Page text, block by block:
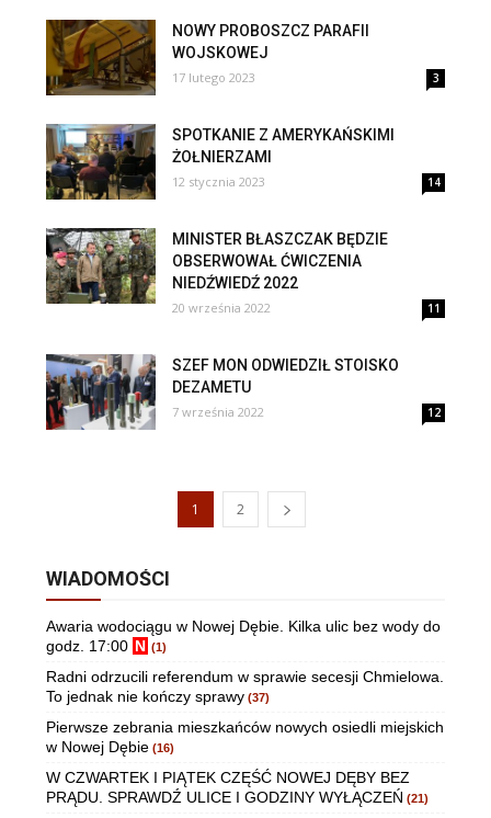
NOWY PROBOSZCZ PARAFII
WOJSKOWEJ
17 lutego 2023 3
SPOTKANIE Z AMERYKAŃSKIMI
ŻOŁNIERZAMI
12 stycznia 2023 14
MINISTER BŁASZCZAK BĘDZIE
OBSERWOWAŁ ĆWICZENIA
NIEDŹWIEDŹ 2022
20 września 2022 11
SZEF MON ODWIEDZIŁ STOISKO
DEZAMETU
7 września 2022 12
1 2
WIADOMOŚCI
Awaria wodociągu w Nowej Dębie. Kilka ulic bez wody do
godz. 17:00 N (1)
Radni odrzucili referendum w sprawie secesji Chmielowa.
To jednak nie kończy sprawy (37)
Pierwsze zebrania mieszkańców nowych osiedli miejskich
w Nowej Dębie (16)
W CZWARTEK I PIĄTEK CZĘŚĆ NOWEJ DĘBY BEZ
PRĄDU. SPRAWDŹ ULICE I GODZINY WYŁĄCZEŃ (21)